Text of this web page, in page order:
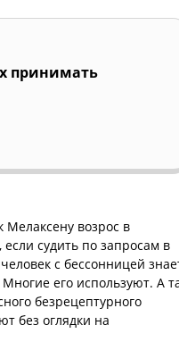
принимать
Мелаксену возрос в
судить по запросам в
с бессонницей
его используют. А
безрецептурного
без оглядки на